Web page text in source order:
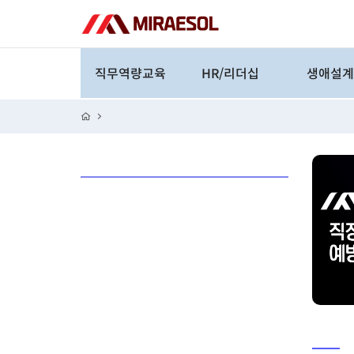
직무역량교육 HR/리더십 생애설계
취업/창
재테크
인문/예술/